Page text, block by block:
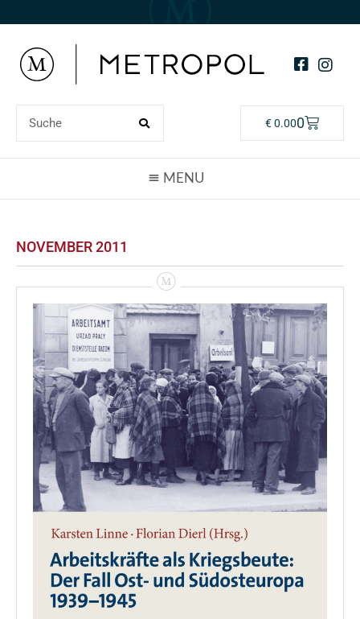
€0.000
NOVEMBER 2011